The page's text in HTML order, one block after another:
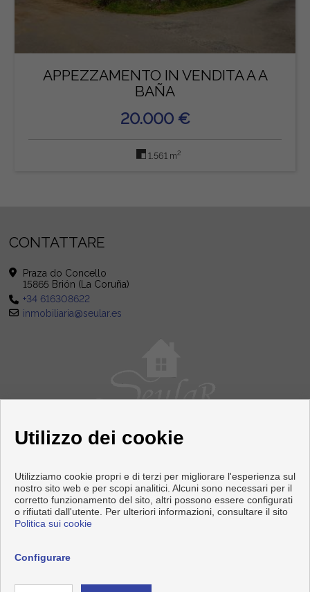
APPEZZAMENTO IN VENDITA A A
BAÑA
20.000 €
1.561 m2
CONTATTARE
Praza do Concello
15865 Brión (La Coruña)
+34 616308622
inmobiliaria@seular.es
Pisi e case in vendita a Brión
Utilizzo dei cookie
Utilizziamo cookie propri e di terzi per migliorare l'esperienza sul
nostro sito web e per scopi analitici. Alcuni sono necessari per il
corretto funzionamento del sito, altri possono essere configurati
o rifiutati dall'utente. Per ulteriori informazioni, consultare il sito
Politica sui cookie
Configurare